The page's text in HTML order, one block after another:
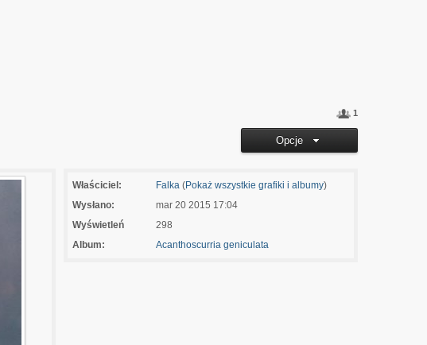
1
Opcje
Właściciel: Falka(Pokaż wszystkie grafiki i albumy)
Wysłano:
mar 20 2015 17:04
Wyświetleń
298
Album:
Acanthoscurria geniculata